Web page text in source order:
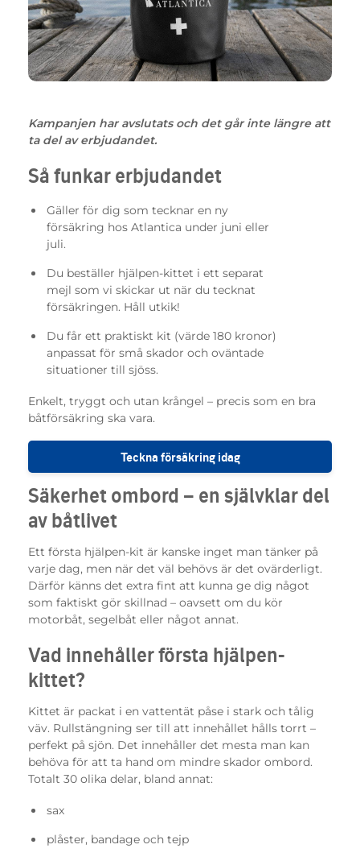
Kampanjen har avslutats och det går inte längre att
ta del av erbjudandet.
Så funkar erbjudandet
Gäller för dig som tecknar en ny
försäkring hos Atlantica under juni eller
juli.
Du beställer hjälpen-kittet i ett separat
mejl som vi skickar ut när du tecknat
försäkringen. Håll utkik!
Du får ett praktiskt kit (värde 180 kronor)
anpassat för små skador och oväntade
situationer till sjöss.
Enkelt, tryggt och utan krångel – precis som en bra
båtförsäkring ska vara.
Teckna försäkring idag
Säkerhet ombord – en självklar del
av båtlivet
Ett första hjälpen-kit är kanske inget man tänker på
varje dag, men när det väl behövs är det ovärderligt.
Därför känns det extra fint att kunna ge dig något
som faktiskt gör skillnad – oavsett om du kör
motorbåt, segelbåt eller något annat.
Vad innehåller första hjälpen-
kittet?
Kittet är packat i en vattentät påse i stark och tålig
väv. Rullstängning ser till att innehållet hålls torrt –
perfekt på sjön. Det innehåller det mesta man kan
behöva för att ta hand om mindre skador ombord.
Totalt 30 olika delar, bland annat:
sax
plåster, bandage och tejp